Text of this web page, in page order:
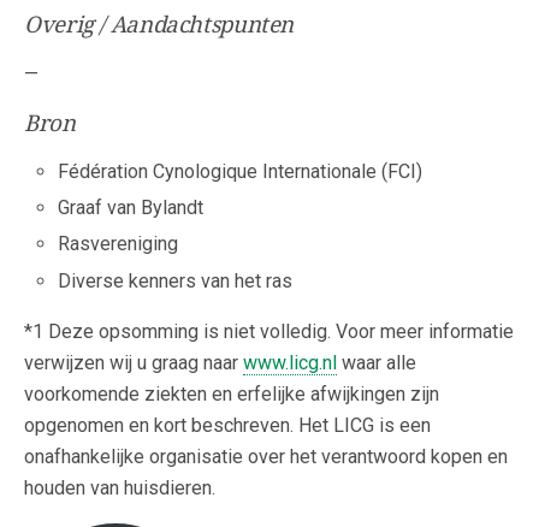
Overig / Aandachtspunten
—
Bron
Fédération Cynologique Internationale (FCI)
Graaf van Bylandt
Rasvereniging
Diverse kenners van het ras
*1 Deze opsomming is niet volledig. Voor meer informatie
verwijzen wij u graag naar www.licg.nl waar alle
voorkomende ziekten en erfelijke afwijkingen zijn
opgenomen en kort beschreven. Het LICG is een
onafhankelijke organisatie over het verantwoord kopen en
houden van huisdieren.